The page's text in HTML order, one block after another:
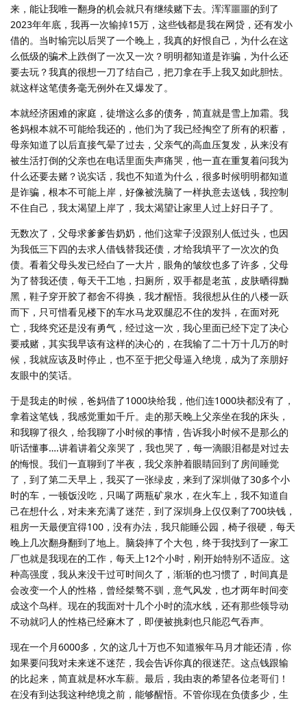
来，能让我唯一翻身的机会就只有继续赌下去。浑浑噩噩的到了
2023年年底，我再一次输掉15万，这些钱都是我在网贷，还有发小
借的。当时输完以后哭了一个晚上，我真的好恨自己，为什么在这
么低级的骗术上跌倒了一次又一次？明明都知道是诈骗，为什么还
要去玩？我真的很想一刀了结自己，把刀拿在手上我又如此胆怯。
就这样这笔债务毫无例外在又爆发了。
本就经济困难的家庭，徒增这么多的债务，简直就是雪上加霜。我
爸妈根本就不可能给我还的，他们为了我已经掏空了所有的积蓄，
母亲知道了以后直接气晕了过去，父亲气的高血压复发，从来没有
被生活打倒的父亲也在电话里面失声痛哭，他一直在重复着问我为
什么还要去赌？说实话，我也不知道为什么，很多时候明明都知道
是诈骗，根本不可能上岸，好像被洗脑了一样执意去送钱，我控制
不住自己，我太渴望上岸了，我太渴望让家里人过上好日子了。
无数次了，父母求爹爹告奶奶，他们这辈子没跟别人低过头，也因
为我低三下四的去求人借钱替我还债，才给我填平了一次次的负
债。看着父母头发已经白了一大片，眼角的皱纹也多了许多，父母
为了替我还债，每天干工地，扫厕所，双手都是老茧，皮肤晒得黝
黑，鞋子穿开胶了都舍不得换，我才醒悟。我很想从住的八楼一跃
而下，只可惜看见楼下的车水马龙双腿忍不住的发抖，在面对死
亡，我终究还是没有勇气，经过这一次，我心里面已经下定了决心
要戒赌，其实我早该有这样的决心的，在我输了二十万十几万的时
候，我就应该及时停止，也不至于把父母逼入绝境，成为了亲朋好
友眼中的笑话。
于是我走的时候，爸妈借了1000块给我，他们连1000块都没有了，
拿着这笔钱，我感觉重如千斤。走的那天晚上父亲坐在我的床头，
和我聊了很久，给我聊了小时候的事情，告诉我小时候不是那么的
听话懂事….讲着讲着父亲哭了，我也哭了，每一滴眼泪都是对过去
的悔恨。我们一直聊到了半夜，我父亲肿着眼睛回到了房间睡觉
了，到了第二天早上，我买了一张绿皮，来到了深圳做了30多个小
时的车，一顿饭没吃，只喝了两瓶矿泉水，在火车上，我不知道自
己在想什么，对未来充满了迷茫，到了深圳身上仅仅剩了700块钱，
租房一天最便宜得100，没有办法，我只能睡公园，椅子很硬，每天
晚上几次翻身翻到了地上。脑袋摔了个大包，终于我找到了一家工
厂也就是我现在的工作，每天上12个小时，刚开始特别不适应。这
种高强度，我从来没干过可时间久了，渐渐的也习惯了，时间真是
会改变一个人的性格，曾经桀骜不驯，意气风发，也才两年时间变
成这个鸟样。现在的我面对十几个小时的流水线，还有那些领导动
不动就叼人的性格已经麻木了，即便被挑刺也只能忍气吞声。
现在一个月6000多，欠的这几十万也不知道猴年马月才能还清，你
如果要问我对未来迷不迷茫，我会告诉你真的很迷茫。这点钱跟输
的比起来，简直就是杯水车薪。最后，我由衷的希望各位老哥们！
在没有到达我这种绝境之前，能够醒悟。不管你现在负债多少，生